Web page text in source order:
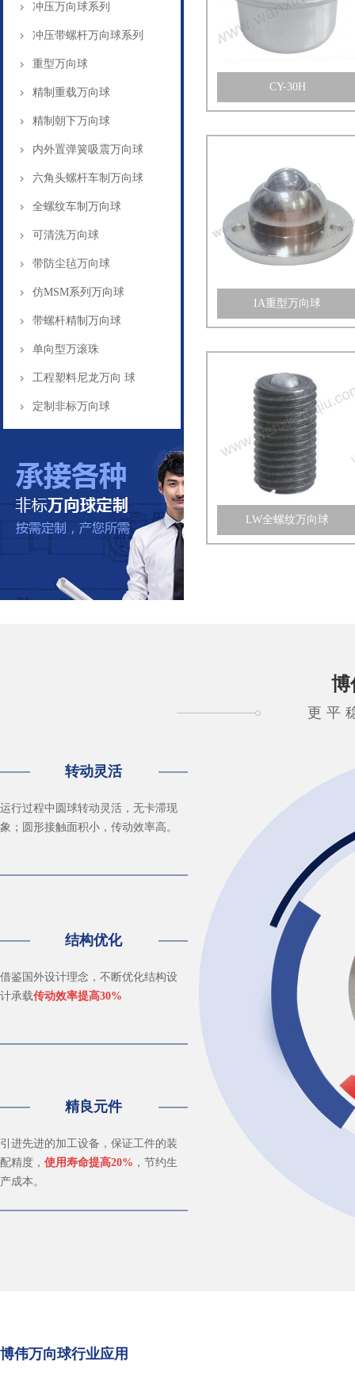
冲压万向球系列
冲压带螺杆万向球系列
重型万向球
精制重载万向球
精制朝下万向球
内外置弹簧吸震万向球
六角头螺杆车制万向球
全螺纹车制万向球
可清洗万向球
带防尘毡万向球
仿MSM系列万向球
带螺杆精制万向球
单向型万滚珠
工程塑料尼龙万向 球
定制非标万向球
CY-30H
IA重型万向球
LW全螺纹万向球
博
更平
转动灵活
运行过程中圆球转动灵活，无卡滞现
象；圆形接触面积小，传动效率高。
结构优化
借鉴国外设计理念，不断优化结构设
计承载传动效率提高30%
精良元件
引进先进的加工设备，保证工件的装
配精度， 使用寿命提高20% ，节约生
产成本。
博伟万向球行业应用